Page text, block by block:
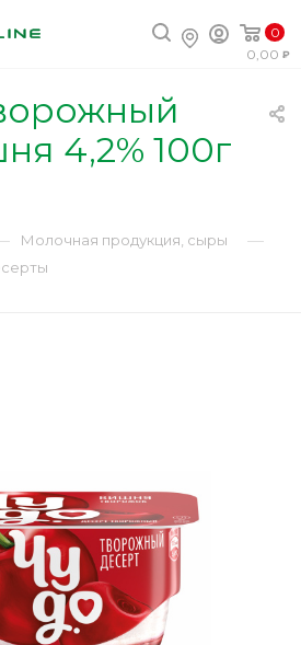
0
0,00
4,2% 100г
Молочная продукция, сыры —